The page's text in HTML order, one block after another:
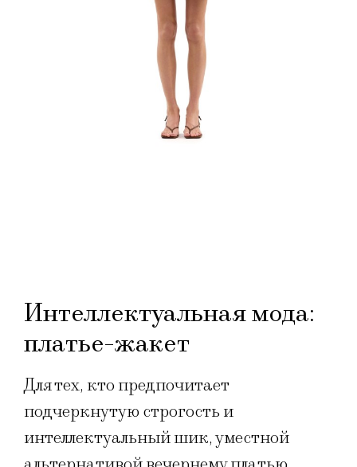
Интеллектуальная мода:
платье-жакет
Для тех, кто предпочитает
подчеркнутую строгость и
интеллектуальный шик, уместной